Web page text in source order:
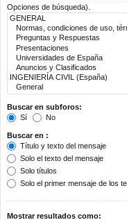
Opciones de búsqueda).
Buscar en subforos:
Sí
No
Buscar en :
Título y texto del mensaje
Solo el texto del mensaje
Solo títulos
Solo el primer mensaje de los
Mostrar resultados como: